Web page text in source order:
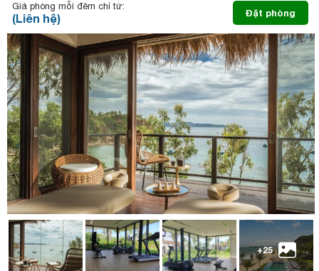
Giá phòng mỗi đêm chỉ từ:
(Liên hệ) Đặt phòng
+25